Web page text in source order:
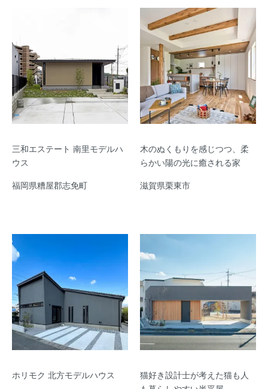
三和エステート 南里モデルハ
ウス
福岡県糟屋郡志免町
木のぬくもりを感じつつ、柔
らかい陽の光に癒される家
滋賀県栗東市
ホリモク 北方モデルハウス
猫好き設計士が考えた猫も人